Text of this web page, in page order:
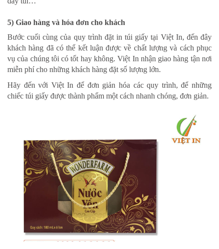
5) Giao hàng và hóa đơn cho khách
Bước cuối cùng của quy trình đặt in túi giấy tại Việt In, đến đây
khách hàng đã có thể kết luận được về chất lượng và cách phục
vụ của chúng tôi có tốt hay không. Việt In nhận giao hàng tận nơi
miễn phí cho những khách hàng đặt số lượng lớn.
Hãy đến với Việt In để đơn giản hóa các quy trình, để những
chiếc túi giấy được thành phẩm một cách nhanh chóng, đơn giản.